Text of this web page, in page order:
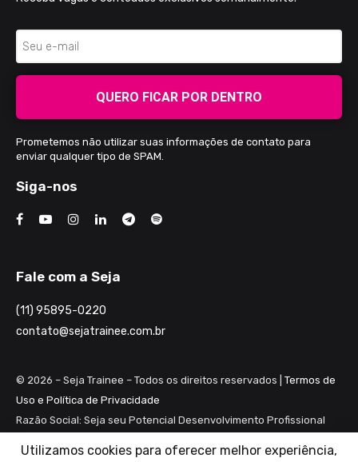
QUERO FICAR POR DENTRO
Prometemos não utilizar suas informações de contato para
enviar qualquer tipo de SPAM.
Siga-nos
Fale com a Seja
(11) 95895-0220
contato@sejatrainee.com.br
© 2026 – Seja Trainee – Todos os direitos reservados | Termos de
Uso e Política de Privacidade
Razão Social: Seja seu Potencial Desenvolvimento Profissional
Utilizamos cookies para oferecer melhor experiência,